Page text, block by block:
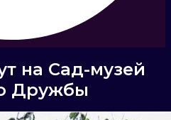
на Сад-музей
Дружбы